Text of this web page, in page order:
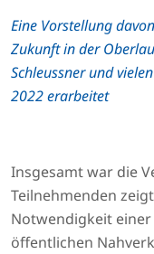
Eine Vorstellung
Zukunft in der
Schleussner und
2022 erarbeitet
Insgesamt war die
Teilnehmenden
Notwendigkeit
öffentlichen